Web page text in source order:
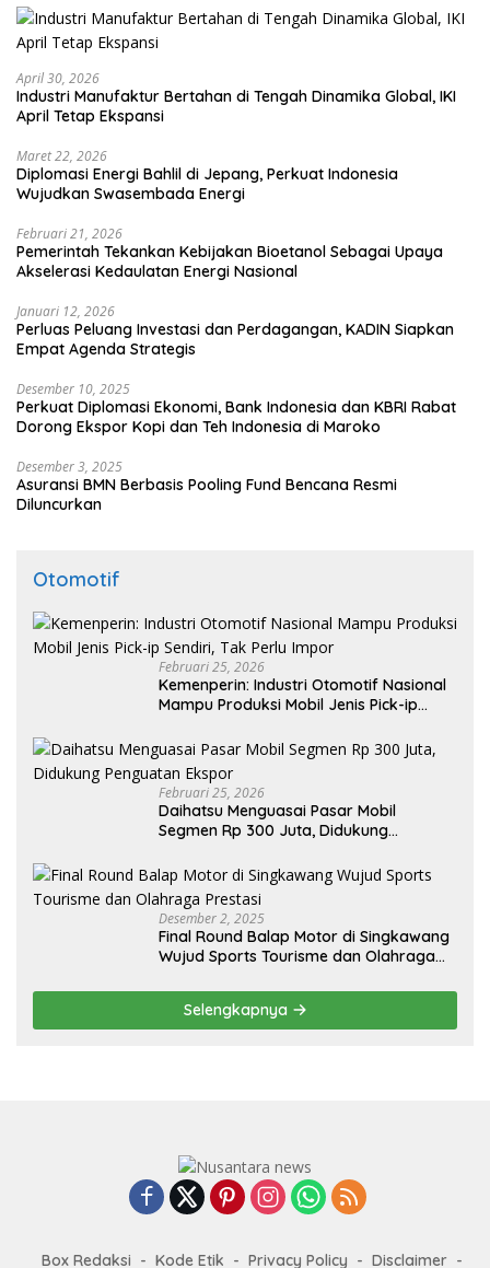
April 30, 2026
Industri Manufaktur Bertahan di Tengah Dinamika Global, IKI
April Tetap Ekspansi
Maret 22, 2026
Diplomasi Energi Bahlil di Jepang, Perkuat Indonesia
Wujudkan Swasembada Energi
Februari 21, 2026
Pemerintah Tekankan Kebijakan Bioetanol Sebagai Upaya
Akselerasi Kedaulatan Energi Nasional
Januari 12, 2026
Perluas Peluang Investasi dan Perdagangan, KADIN Siapkan
Empat Agenda Strategis
Desember 10, 2025
Perkuat Diplomasi Ekonomi, Bank Indonesia dan KBRI Rabat
Dorong Ekspor Kopi dan Teh Indonesia di Maroko
Desember 3, 2025
Asuransi BMN Berbasis Pooling Fund Bencana Resmi
Diluncurkan
Otomotif
Februari 25, 2026
Kemenperin: Industri Otomotif Nasional
Mampu Produksi Mobil Jenis Pick-ip
Februari 25, 2026
Daihatsu Menguasai Pasar Mobil
Segmen Rp 300 Juta, Didukung
Desember 2, 2025
Final Round Balap Motor di Singkawang
Wujud Sports Tourisme dan Olahraga
Selengkapnya
Box Redaksi Kode Etik Privacy Policy Disclaimer